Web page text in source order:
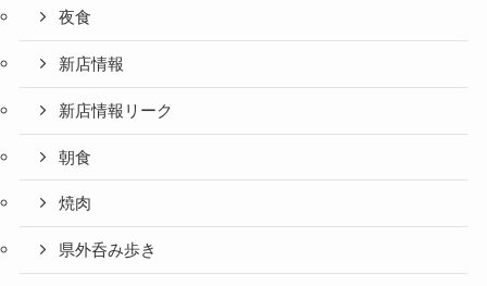
夜食
新店情報
新店情報リーク
朝食
焼肉
県外呑み歩き